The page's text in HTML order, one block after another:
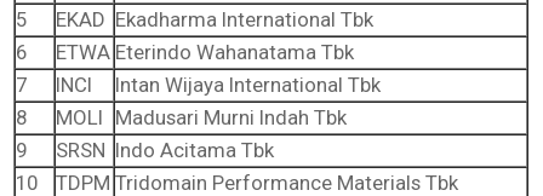
5
EKAD Ekadharma International Tbk
6
ETWA Eterindo Wahanatama Tbk
7
INCI
Intan Wijaya International Tbk
8
MOLI Madusari Murni Indah Tbk
9
SRSN Indo Acitama Tbk
10
TDPM Tridomain Performance Materials Tbk